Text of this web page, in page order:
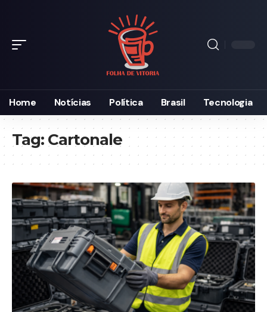
Home Notícias Política Brasil Tecnologia
Tag: Cartonale